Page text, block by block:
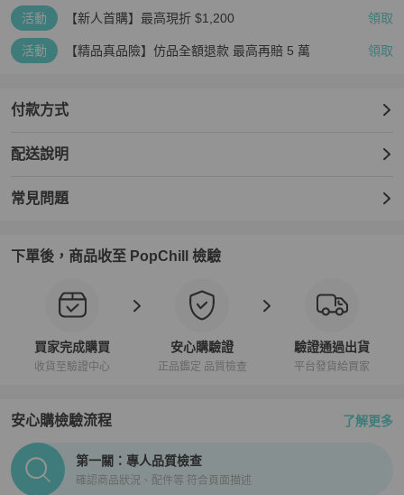
活動 【新人首購】最高現折 $1,200 領取
活動 【精品真品險】仿品全額退款 最高再賠 5 萬 領取
付款方式
配送說明
常見問題
下單後，商品收至 PopChill 檢驗
買家完成購買
收貨至驗證中心
安心購驗證
正品鑑定 品質檢查
驗證通過出貨
平台發貨給買家
安心購檢驗流程 了解更多
PopChill拍拍圈正品驗證、安心購檢驗流程介紹
第一關：專人品質檢查
確認商品狀況、配件等 符合頁面描述